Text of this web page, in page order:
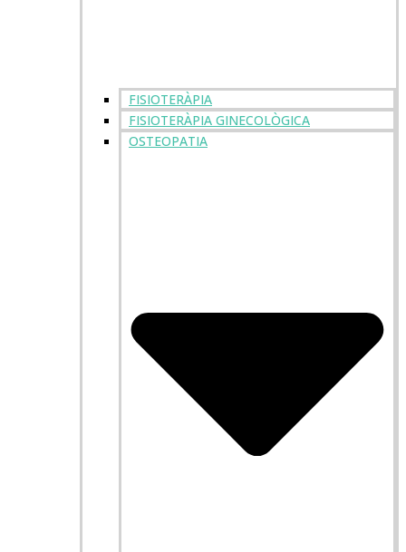
FISIOTERÀPIA
FISIOTERÀPIA GINECOLÒGICA
OSTEOPATIA